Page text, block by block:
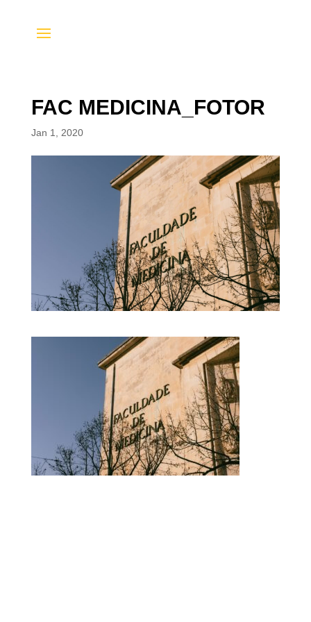
FAC MEDICINA_FOTOR
Jan 1, 2020